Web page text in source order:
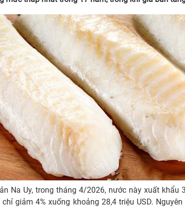
Na Uy, trong tháng 4/2026, nước này xuất
giảm 4% xuống khoảng 28,4 triệu USD.